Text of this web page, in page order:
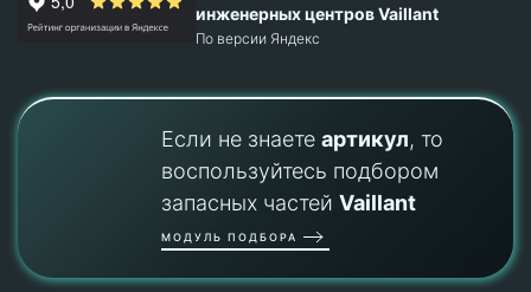
инженерных центров Vaillant
По версии Яндекс
Если не знаете артикул, то
воспользуйтесь подбором
запасных частей Vaillant
МОДУЛЬ ПОДБОРА